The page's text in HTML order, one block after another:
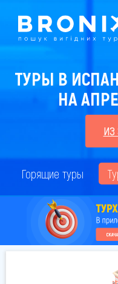
ТУРЫ В
НА
ИЗ
Горящие туры